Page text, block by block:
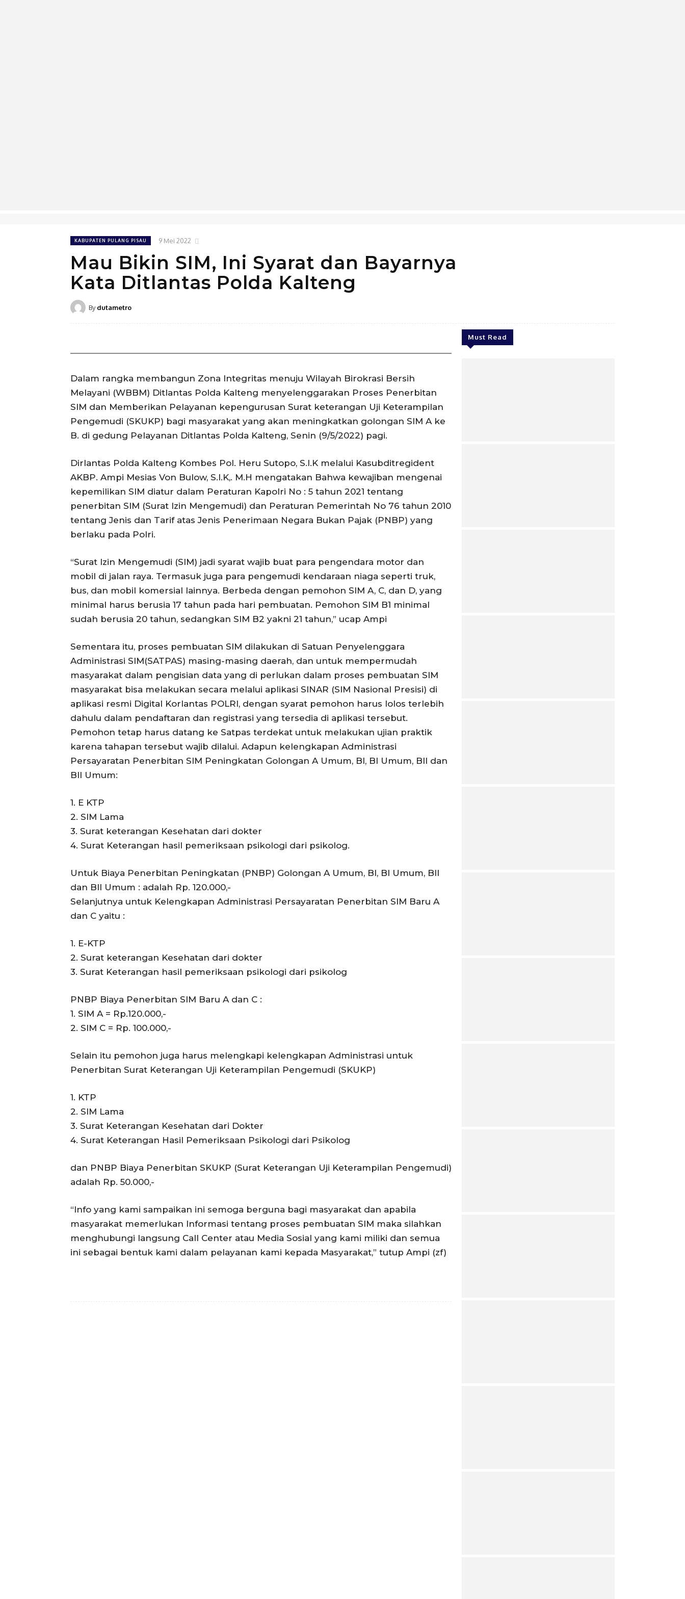
KABUPATEN PULANG PISAU 9 Mei 2022
Mau Bikin SIM, Ini Syarat dan Bayarnya
Kata Ditlantas Polda Kalteng
By dutametro
Dalam rangka membangun Zona Integritas menuju Wilayah Birokrasi Bersih
Melayani (WBBM) Ditlantas Polda Kalteng menyelenggarakan Proses Penerbitan
SIM dan Memberikan Pelayanan kepengurusan Surat keterangan Uji Keterampilan
Pengemudi (SKUKP) bagi masyarakat yang akan meningkatkan golongan SIM A ke
B. di gedung Pelayanan Ditlantas Polda Kalteng, Senin (9/5/2022) pagi.
Dirlantas Polda Kalteng Kombes Pol. Heru Sutopo, S.I.K melalui Kasubditregident
AKBP. Ampi Mesias Von Bulow, S.I.K,. M.H mengatakan Bahwa kewajiban mengenai
kepemilikan SIM diatur dalam Peraturan Kapolri No : 5 tahun 2021 tentang
penerbitan SIM (Surat Izin Mengemudi) dan Peraturan Pemerintah No 76 tahun 2010
tentang Jenis dan Tarif atas Jenis Penerimaan Negara Bukan Pajak (PNBP) yang
berlaku pada Polri.
“Surat Izin Mengemudi (SIM) jadi syarat wajib buat para pengendara motor dan
mobil di jalan raya. Termasuk juga para pengemudi kendaraan niaga seperti truk,
bus, dan mobil komersial lainnya. Berbeda dengan pemohon SIM A, C, dan D, yang
minimal harus berusia 17 tahun pada hari pembuatan. Pemohon SIM B1 minimal
sudah berusia 20 tahun, sedangkan SIM B2 yakni 21 tahun,” ucap Ampi
Sementara itu, proses pembuatan SIM dilakukan di Satuan Penyelenggara
Administrasi SIM(SATPAS) masing-masing daerah, dan untuk mempermudah
masyarakat dalam pengisian data yang di perlukan dalam proses pembuatan SIM
masyarakat bisa melakukan secara melalui aplikasi SINAR (SIM Nasional Presisi) di
aplikasi resmi Digital Korlantas POLRI, dengan syarat pemohon harus lolos terlebih
dahulu dalam pendaftaran dan registrasi yang tersedia di aplikasi tersebut.
Pemohon tetap harus datang ke Satpas terdekat untuk melakukan ujian praktik
karena tahapan tersebut wajib dilalui. Adapun kelengkapan Administrasi
Persayaratan Penerbitan SIM Peningkatan Golongan A Umum, BI, BI Umum, BII dan
BII Umum:
1. E KTP
2. SIM Lama
3. Surat keterangan Kesehatan dari dokter
4. Surat Keterangan hasil pemeriksaan psikologi dari psikolog.
Untuk Biaya Penerbitan Peningkatan (PNBP) Golongan A Umum, BI, BI Umum, BII
dan BII Umum : adalah Rp. 120.000,-
Selanjutnya untuk Kelengkapan Administrasi Persayaratan Penerbitan SIM Baru A
dan C yaitu :
1. E-KTP
2. Surat keterangan Kesehatan dari dokter
3. Surat Keterangan hasil pemeriksaan psikologi dari psikolog
PNBP Biaya Penerbitan SIM Baru A dan C :
1. SIM A = Rp.120.000,-
2. SIM C = Rp. 100.000,-
Selain itu pemohon juga harus melengkapi kelengkapan Administrasi untuk
Penerbitan Surat Keterangan Uji Keterampilan Pengemudi (SKUKP)
1. KTP
2. SIM Lama
3. Surat Keterangan Kesehatan dari Dokter
4. Surat Keterangan Hasil Pemeriksaan Psikologi dari Psikolog
dan PNBP Biaya Penerbitan SKUKP (Surat Keterangan Uji Keterampilan Pengemudi)
adalah Rp. 50.000,-
“Info yang kami sampaikan ini semoga berguna bagi masyarakat dan apabila
masyarakat memerlukan Informasi tentang proses pembuatan SIM maka silahkan
menghubungi langsung Call Center atau Media Sosial yang kami miliki dan semua
ini sebagai bentuk kami dalam pelayanan kami kepada Masyarakat,” tutup Ampi (zf)
Must Read